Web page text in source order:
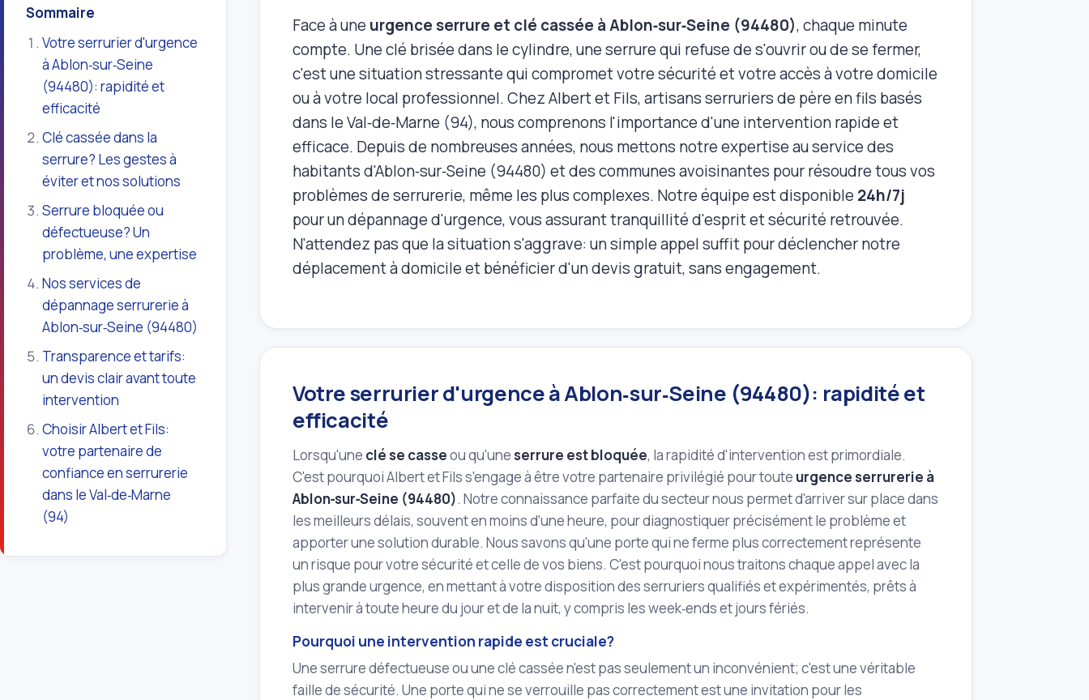
Sommaire
Votre serrurier d'urgence
à Ablon‑sur‑Seine
(94480): rapidité et
efficacité
Clé cassée dans la
serrure? Les gestes à
éviter et nos solutions
Serrure bloquée ou
défectueuse? Un
problème, une expertise
Nos services de
dépannage serrurerie à
Ablon‑sur‑Seine (94480)
Transparence et tarifs:
un devis clair avant toute
intervention
Choisir Albert et Fils:
votre partenaire de
confiance en serrurerie
dans le Val‑de‑Marne
(94)
Face à une urgence serrure et clé cassée à Ablon‑sur‑Seine (94480), chaque minute
compte. Une clé brisée dans le cylindre, une serrure qui refuse de s'ouvrir ou de se fermer,
c'est une situation stressante qui compromet votre sécurité et votre accès à votre domicile
ou à votre local professionnel. Chez Albert et Fils, artisans serruriers de père en fils basés
dans le Val‑de‑Marne (94), nous comprenons l'importance d'une intervention rapide et
efficace. Depuis de nombreuses années, nous mettons notre expertise au service des
habitants d'Ablon‑sur‑Seine (94480) et des communes avoisinantes pour résoudre tous vos
problèmes de serrurerie, même les plus complexes. Notre équipe est disponible 24h/7j
pour un dépannage d'urgence, vous assurant tranquillité d'esprit et sécurité retrouvée.
N'attendez pas que la situation s'aggrave: un simple appel suffit pour déclencher notre
déplacement à domicile et bénéficier d'un devis gratuit, sans engagement.
Votre serrurier d'urgence à Ablon‑sur‑Seine (94480): rapidité et
efficacité
Lorsqu'une clé se casseou qu'une serrure est bloquée, la rapidité d'intervention est primordiale.
C'est pourquoi Albert et Fils s'engage à être votre partenaire privilégié pour toute urgence serrurerie à
Ablon‑sur‑Seine (94480). Notre connaissance parfaite du secteur nous permet d'arriver sur place dans
les meilleurs délais, souvent en moins d'une heure, pour diagnostiquer précisément le problème et
apporter une solution durable. Nous savons qu'une porte qui ne ferme plus correctement représente
un risque pour votre sécurité et celle de vos biens. C'est pourquoi nous traitons chaque appel avec la
plus grande urgence, en mettant à votre disposition des serruriers qualifiés et expérimentés, prêts à
intervenir à toute heure du jour et de la nuit, y compris les week‑ends et jours fériés.
Pourquoi une intervention rapide est cruciale?
Une serrure défectueuse ou une clé cassée n'est pas seulement un inconvénient; c'est une véritable
faille de sécurité. Une porte qui ne se verrouille pas correctement est une invitation pour les